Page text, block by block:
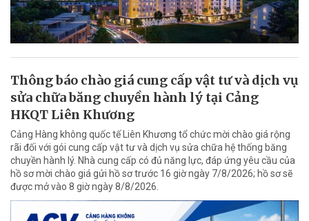
Thông báo chào giá cung cấp vật tư và dịch vụ
sửa chữa băng chuyền hành lý tại Cảng
HKQT Liên Khương
Cảng Hàng không quốc tế Liên Khương tổ chức mời chào giá rộng
rãi đối với gói cung cấp vật tư và dịch vụ sửa chữa hệ thống băng
chuyền hành lý. Nhà cung cấp có đủ năng lực, đáp ứng yêu cầu của
hồ sơ mời chào giá gửi hồ sơ trước 16 giờ ngày 7/8/2026; hồ sơ sẽ
được mở vào 8 giờ ngày 8/8/2026.